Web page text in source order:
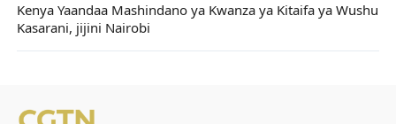
Kenya Yaandaa Mashindano ya Kwanza ya Kitaifa ya Wushu
Kasarani, jijini Nairobi